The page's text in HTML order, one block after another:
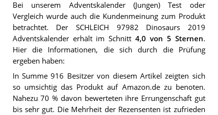
Bei unserem Adventskalender (Jungen) Test oder
Vergleich wurde auch die Kundenmeinung zum Produkt
betrachtet.
Der
SCHLEICH 97982 Dinosaurs 2019
Adventskalendererhält im Schnitt4,0 von 5 Sternen.
Hier die Informationen, die sich durch die Prüfung
ergeben haben:
In Summe 916 Besitzer von diesem Artikel zeigten sich
so umsichtig das Produkt auf Amazon.de zu benoten.
Nahezu 70 % davon bewerteten ihre Errungenschaft gut
bis sehr gut. Die Mehrheit der Rezensenten ist zufrieden